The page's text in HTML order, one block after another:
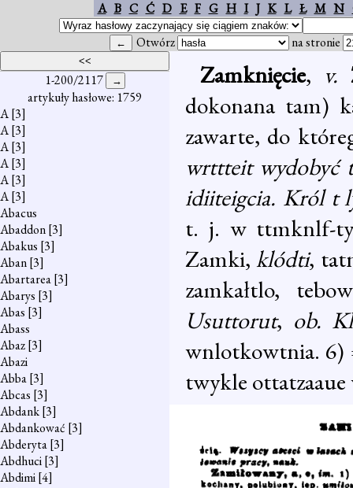
A B C Ć D E F G H I J K L Ł M N
Otwórz na stronie
1-200/2117
artykuły hasłowe: 1759
A[3]
A[3]
A[3]
A[3]
A[3]
A[3]
Abacus
Abaddon[3]
Abakus [3]
Aban[3]
Abartarea[3]
Abarys [3]
Abas [3]
Abass
Abaz[3]
Abazi
Abba[3]
Abcas [3]
Abdank[3]
Abdankować [3]
Abderyta[3]
Abdhuci[3]
Abdimi[4]
Zamknięcie, v.
dokonana tam)
zawarte, do
wrttteit wydobyć
idiiteigcia. Król t
t. j. w ttmknlf-
Zamki,klódti,
zamkałtlo,
Usuttorut, ob.
wnlotkowtnia. 6)
twykle